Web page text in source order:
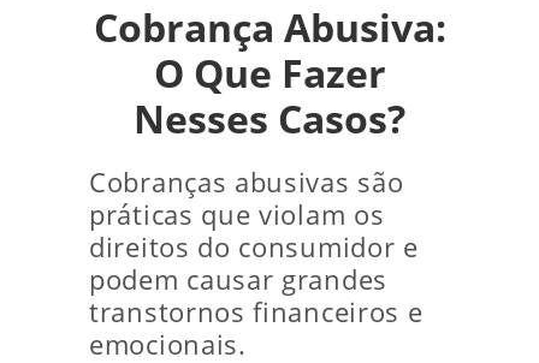
Cobrança Abusiva:
O Que Fazer
Nesses Casos?
Cobranças abusivas são
práticas que violam os
direitos do consumidor e
podem causar grandes
transtornos financeiros e
emocionais.